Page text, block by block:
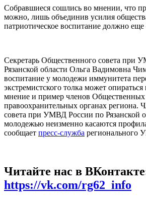
Собравшиеся сошлись во мнении, что
можно, лишь объединив усилия
патриотическое воспитание должно
Секретарь Общественного совета при
Рязанской области Ольга Вадимовна
воспитание у молодежи иммунитета
экстремистского толка может опираться
мнение и пример членов Общественных
правоохранительных органах региона.
совета при УМВД России по Рязанской
молодежью неизменно касаются
сообщает пресс-служба регионального
Читайте нас в
https://vk.com/rg62_info